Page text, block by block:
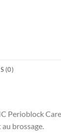
(0)
Perioblock
brossage.